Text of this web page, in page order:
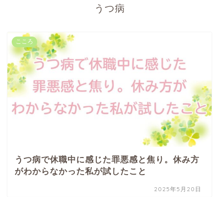
うつ病
こころ
うつ病で休職中に感じた罪悪感と焦り。休み方
がわからなかった私が試したこと
2025年5月20日